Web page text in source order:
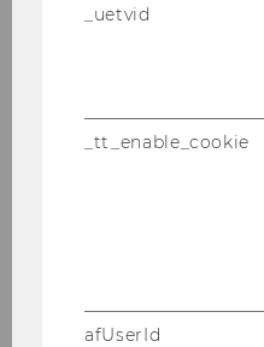
Qualifikationsarbeiten
Kontakt
_uetvid
_tt_enable_cookie
afUserId